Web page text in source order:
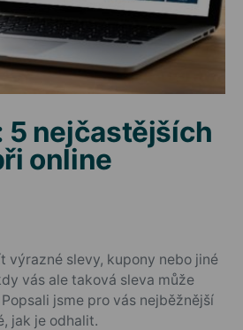
5 nejčastějších
online
výrazné slevy, kupony nebo jiné
vás ale taková sleva může
jsme pro vás nejběžnější
jak je odhalit.